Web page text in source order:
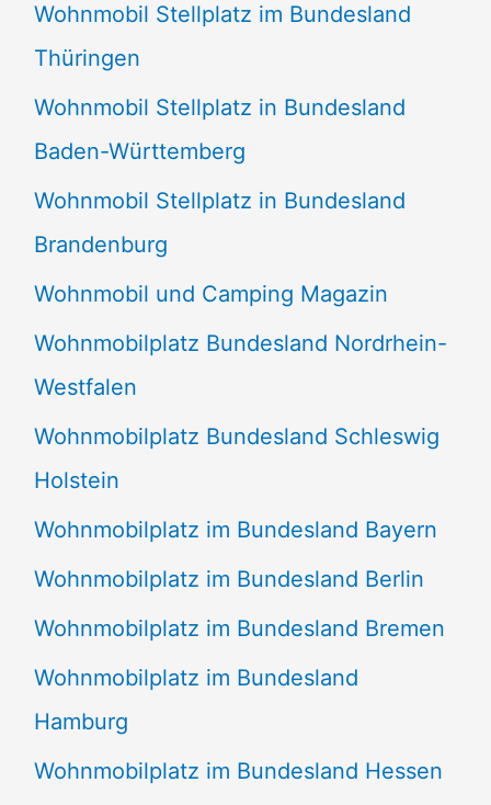
Wohnmobil Stellplatz im Bundesland
Thüringen
Wohnmobil Stellplatz in Bundesland
Baden-Württemberg
Wohnmobil Stellplatz in Bundesland
Brandenburg
Wohnmobil und Camping Magazin
Wohnmobilplatz Bundesland Nordrhein-
Westfalen
Wohnmobilplatz Bundesland Schleswig
Holstein
Wohnmobilplatz im Bundesland Bayern
Wohnmobilplatz im Bundesland Berlin
Wohnmobilplatz im Bundesland Bremen
Wohnmobilplatz im Bundesland
Hamburg
Wohnmobilplatz im Bundesland Hessen